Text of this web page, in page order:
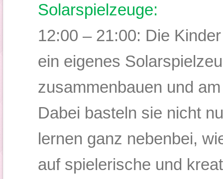
Solarspielzeuge:
12:00 – 21:00: Die
ein eigenes
zusammenbauen und
Dabei basteln sie nicht
lernen ganz nebenbei,
auf spielerische und